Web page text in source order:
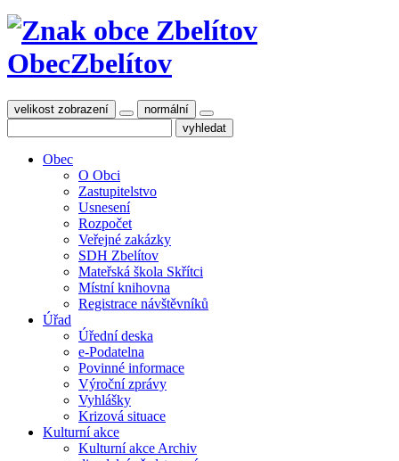
ObecZbelítov
velikost zobrazení normální
Obec
O Obci
Zastupitelstvo
Usnesení
Rozpočet
Veřejné zakázky
SDH Zbelítov
Mateřská škola Skřítci
Místní knihovna
Registrace návštěvníků
Úřad
Úřední deska
e-Podatelna
Povinné informace
Výroční zprávy
Vyhlášky
Krizová situace
Kulturní akce
Kulturní akce Archiv